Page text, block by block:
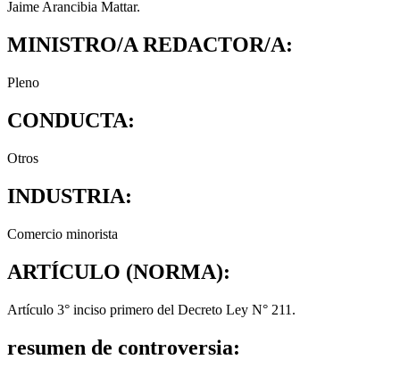
Jaime Arancibia Mattar.
MINISTRO/A REDACTOR/A:
Pleno
CONDUCTA:
Otros
INDUSTRIA:
Comercio minorista
ARTÍCULO (NORMA):
Artículo 3° inciso primero del Decreto Ley N° 211.
resumen de controversia: